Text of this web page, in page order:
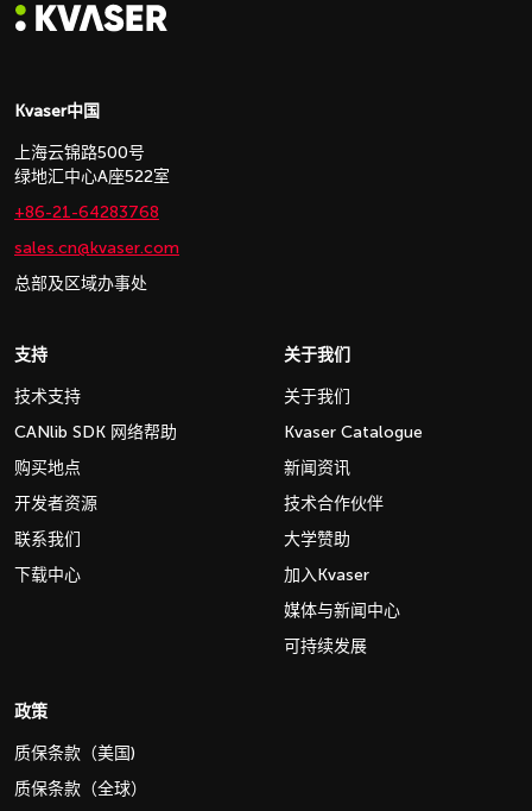
Kvaser中国
上海云锦路500号
绿地汇中心A座522室
+86-21-64283768
sales.cn@kvaser.com
总部及区域办事处
支持
技术支持
CANlib SDK 网络帮助
购买地点
开发者资源
联系我们
下载中心
关于我们
关于我们
Kvaser Catalogue
新闻资讯
技术合作伙伴
大学赞助
加入Kvaser
媒体与新闻中心
可持续发展
政策
质保条款（美国)
质保条款（全球）